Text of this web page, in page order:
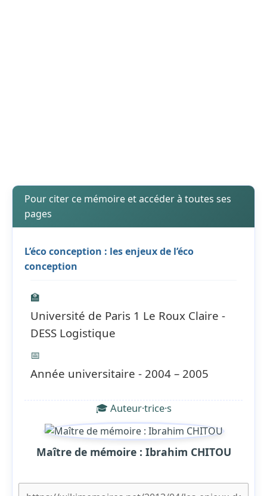
Pour citer ce mémoire et accéder à toutes ses
pages
L’éco conception : les enjeux de l’éco
conception
🏫
Université de Paris 1 Le Roux Claire -
DESS Logistique
📅
Année universitaire - 2004 – 2005
🎓 Auteur·trice·s
Maître de mémoire : Ibrahim CHITOU